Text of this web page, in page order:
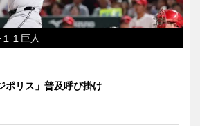
１巨人
ポリス」普及呼び掛け